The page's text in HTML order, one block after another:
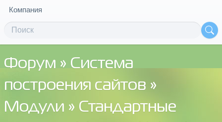
Компания
Форум » Система
построения сайтов »
Модули » Стандартные